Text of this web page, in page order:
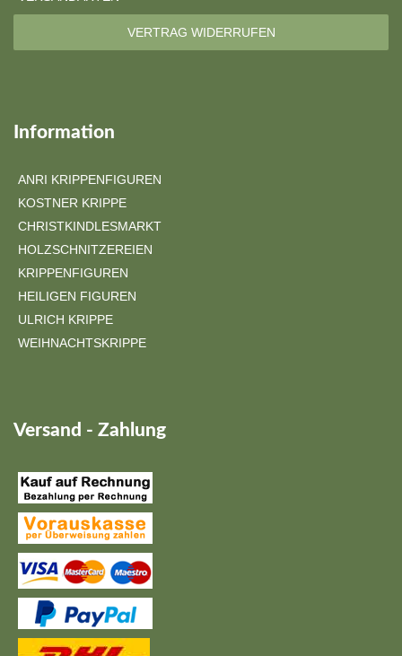
VERTRAG WIDERRUFEN
Information
ANRI KRIPPENFIGUREN
KOSTNER KRIPPE
CHRISTKINDLESMARKT
HOLZSCHNITZEREIEN
KRIPPENFIGUREN
HEILIGEN FIGUREN
ULRICH KRIPPE
WEIHNACHTSKRIPPE
Versand - Zahlung